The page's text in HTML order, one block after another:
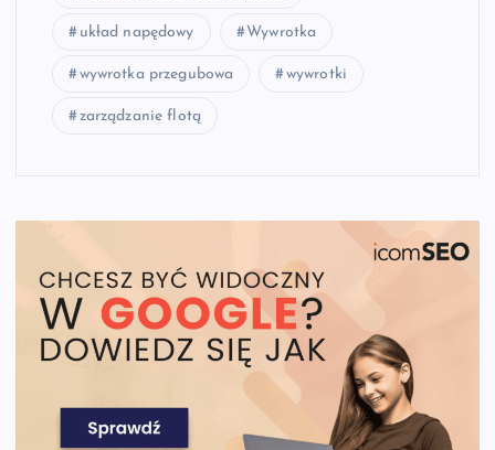
układ napędowy Wywrotka
wywrotka przegubowa wywrotki
zarządzanie flotą